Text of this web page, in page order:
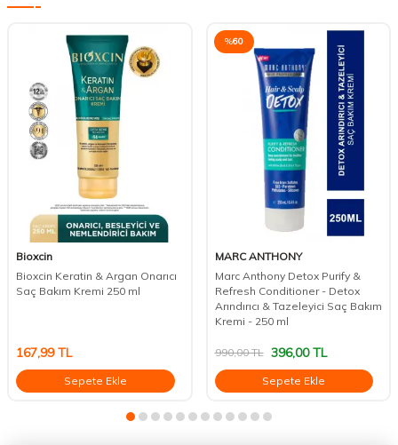
Bioxcin
Bioxcin Keratin & Argan Onarıcı
Saç Bakım Kremi 250 ml
167,99TL
Sepete Ekle
%60
MARC ANTHONY
Marc Anthony Detox Purify &
Refresh Conditioner - Detox
Arındırıcı & Tazeleyici Saç Bakım
Kremi - 250 ml
990,00TL 396,00TL
Sepete Ekle